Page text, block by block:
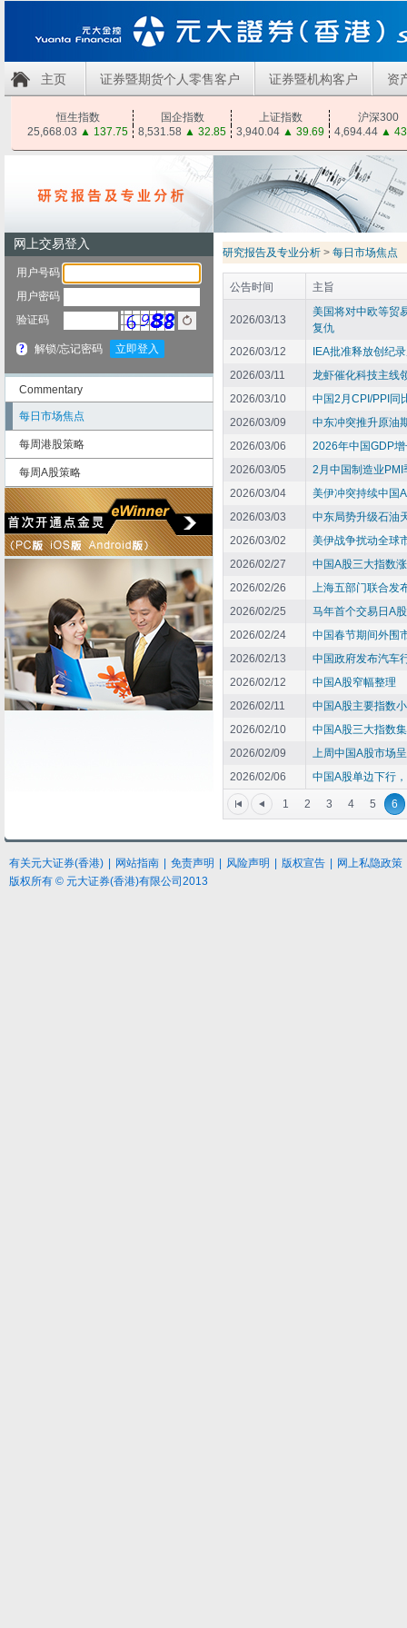
主页 证券暨期货个人零售客户 证券暨机构客户 资
恒生指数 国企指数 上证指数
沪深300
25,668.03 ▲ 137.75 8,531.58 ▲ 32.85 3,940.04 ▲ 39.69 4,694.44 ▲
Commentary
每日市场焦点
每周港股策略
每周A股策略
研究报告及专业分析 > 每日市场焦点
公告时间 主旨
2026/03/13
美国将对中欧等贸
复仇
2026/03/12
IEA批准释放创纪
2026/03/11
龙虾催化科技主线
2026/03/10
中国2月CPI/PPI同
2026/03/09
中东冲突推升原油
2026/03/06
2026年中国GDP
2026/03/05
2月中国制造业
2026/03/04
美伊冲突持续中国
2026/03/03
中东局势升级石油
2026/03/02
美伊战争扰动全球
2026/02/27
中国A股三大指数
2026/02/26
上海五部门联合发
2026/02/25
马年首个交易日A
2026/02/24
中国春节期间外围
2026/02/13
中国政府发布汽车
2026/02/12
中国A股窄幅整理
2026/02/11
中国A股主要指数
2026/02/10
中国A股三大指数
2026/02/09
上周中国A股市场
2026/02/06
中国A股单边下行
1 2 3 4 5 6
有关元大证券(香港) 网站指南 免责声明 风险声明 版权宣告
网上私隐政策
版权所有 © 元大证券(香港)有限公司2013